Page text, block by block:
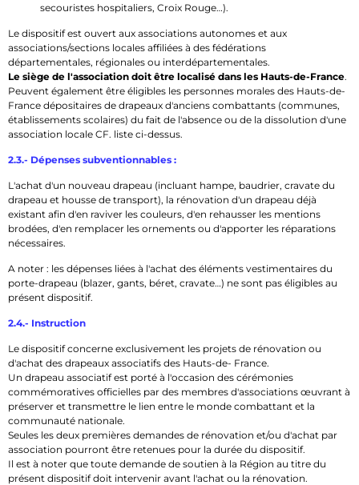
secouristes hospitaliers, Croix Rouge…).
Le dispositif est ouvert aux associations autonomes et aux
associations/sections locales affiliées à des fédérations
départementales, régionales ou interdépartementales.
Le siège de l'association doit être localisé dans les Hauts-de-France.
Peuvent également être éligibles les personnes morales des Hauts-de-
France dépositaires de drapeaux d'anciens combattants (communes,
établissements scolaires) du fait de l'absence ou de la dissolution d'une
association locale CF. liste ci-dessus.
2.3.- Dépenses subventionnables :
L'achat d'un nouveau drapeau (incluant hampe, baudrier, cravate du
drapeau et housse de transport), la rénovation d'un drapeau déjà
existant afin d'en raviver les couleurs, d'en rehausser les mentions
brodées, d'en remplacer les ornements ou d'apporter les réparations
nécessaires.
A noter : les dépenses liées à l'achat des éléments vestimentaires du
porte-drapeau (blazer, gants, béret, cravate…) ne sont pas éligibles au
présent dispositif.
2.4.- Instruction
Le dispositif concerne exclusivement les projets de rénovation ou
d'achat des drapeaux associatifs des Hauts-de- France.
Un drapeau associatif est porté à l'occasion des cérémonies
commémoratives officielles par des membres d'associations œuvrant à
préserver et transmettre le lien entre le monde combattant et la
communauté nationale.
Seules les deux premières demandes de rénovation et/ou d'achat par
association pourront être retenues pour la durée du dispositif.
Il est à noter que toute demande de soutien à la Région au titre du
présent dispositif doit intervenir avant l'achat ou la rénovation.